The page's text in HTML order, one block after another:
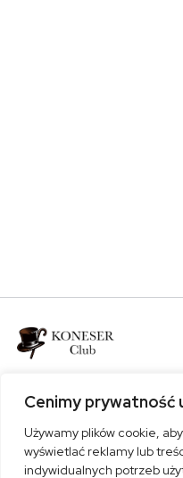
Cenimy prywatność
Używamy plików cookie,
wyświetlać reklamy lub
indywidualnych potrzeb
Bądź z nami